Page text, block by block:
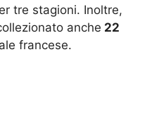
tre stagioni. Inoltre,
anche 22
francese.